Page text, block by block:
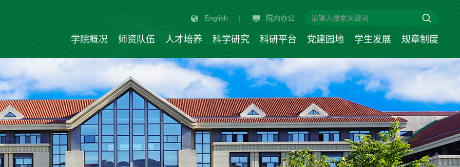
English | 院内办公
学院概况 师资队伍 人才培养 科学研究 科研平台 党建园地 学生发展 规章制度